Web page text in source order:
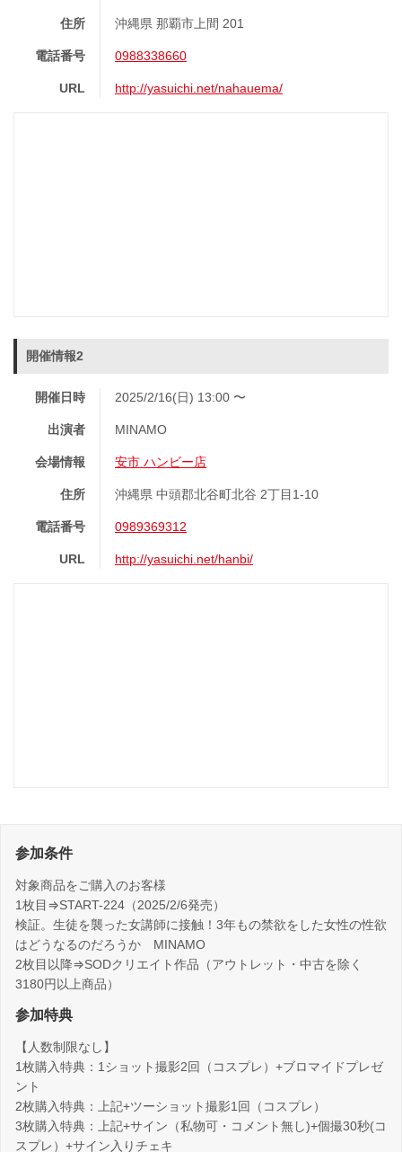
住所 沖縄県 那覇市上間 201
電話番号 0988338660
URL http://yasuichi.net/nahauema/
開催情報2
開催日時 2025/2/16(日) 13:00 〜
出演者 MINAMO
会場情報 安市 ハンビー店
住所 沖縄県 中頭郡北谷町北谷 2丁目1-10
電話番号 0989369312
URL http://yasuichi.net/hanbi/
参加条件
対象商品をご購入のお客様
1枚目⇒START-224（2025/2/6発売）
検証。生徒を襲った女講師に接触！3年もの禁欲をした女性の性欲
はどうなるのだろうか MINAMO
2枚目以降⇒SODクリエイト作品（アウトレット・中古を除く
3180円以上商品）
参加特典
【人数制限なし】
1枚購入特典：1ショット撮影2回（コスプレ）+ブロマイドプレゼ
ント
2枚購入特典：上記+ツーショット撮影1回（コスプレ）
3枚購入特典：上記+サイン（私物可・コメント無し)+個撮30秒(コ
スプレ）+サイン入りチェキ